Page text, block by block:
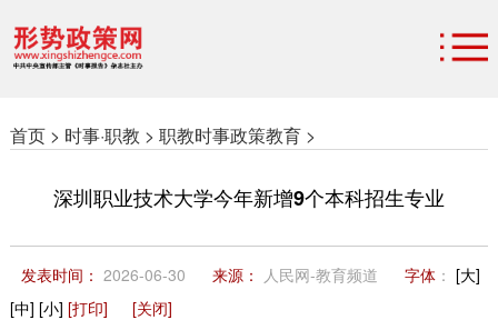
首页 > 时事·职教 > 职教时事政策教育 >
深圳职业技术大学今年新增9个本科招生专业
发表时间： 2026-06-30 来源： 人民网-教育频道 字体： [大]
[中] [小] [打印] [关闭]